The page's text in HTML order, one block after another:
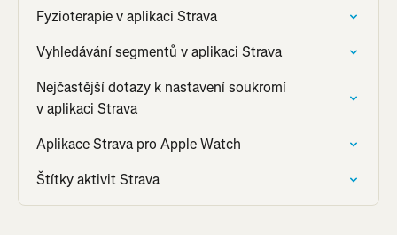
Fyzioterapie v aplikaci Strava
Vyhledávání segmentů v aplikaci Strava
Nejčastější dotazy k nastavení soukromí
v aplikaci Strava
Aplikace Strava pro Apple Watch
Štítky aktivit Strava